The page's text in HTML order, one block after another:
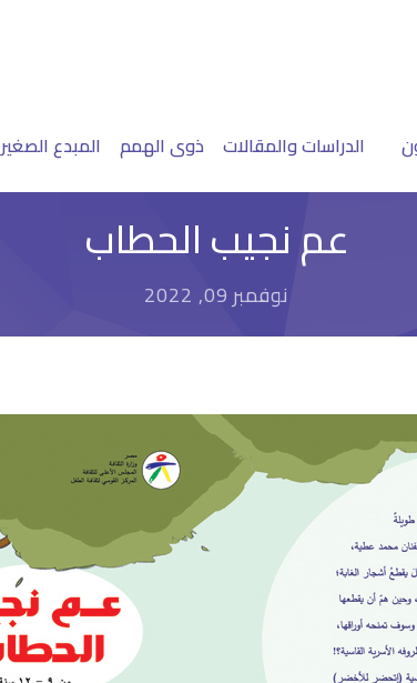
الدراسات والمقالات ذوى الهمم المبدع الصغير
عم نجيب الحطاب
نوفمبر 09, 2022